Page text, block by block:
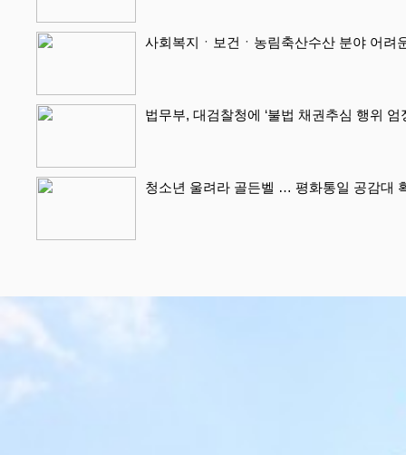
사회복지ㆍ보건ㆍ농림축산수산 분야 어려
법무부, 대검찰청에 ‘불법 채권추심 행위
청소년 울려라 골든벨 … 평화통일 공감대